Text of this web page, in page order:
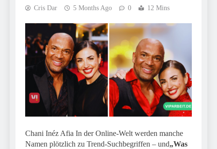
Cris Dar 5 Months Ago 0 12 Mins
Chani Inéz Afia In der Online-Welt werden manche
Namen plötzlich zu Trend-Suchbegriffen – und„Was